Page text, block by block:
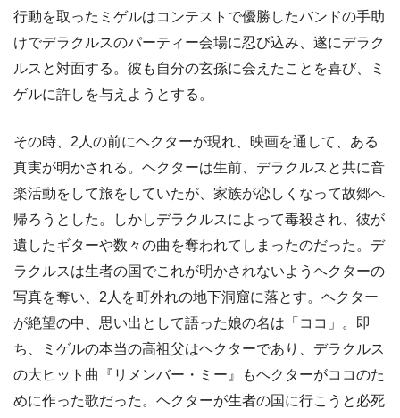
行動を取ったミゲルはコンテストで優勝したバンドの手助
けでデラクルスのパーティー会場に忍び込み、遂にデラク
ルスと対面する。彼も自分の玄孫に会えたことを喜び、ミ
ゲルに許しを与えようとする。
その時、2人の前にヘクターが現れ、映画を通して、ある
真実が明かされる。ヘクターは生前、デラクルスと共に音
楽活動をして旅をしていたが、家族が恋しくなって故郷へ
帰ろうとした。しかしデラクルスによって毒殺され、彼が
遺したギターや数々の曲を奪われてしまったのだった。デ
ラクルスは生者の国でこれが明かされないようヘクターの
写真を奪い、2人を町外れの地下洞窟に落とす。ヘクター
が絶望の中、思い出として語った娘の名は「ココ」。即
ち、ミゲルの本当の高祖父はヘクターであり、デラクルス
の大ヒット曲『リメンバー・ミー』もヘクターがココのた
めに作った歌だった。ヘクターが生者の国に行こうと必死